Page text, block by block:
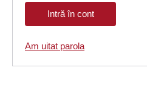
Am uitat parola